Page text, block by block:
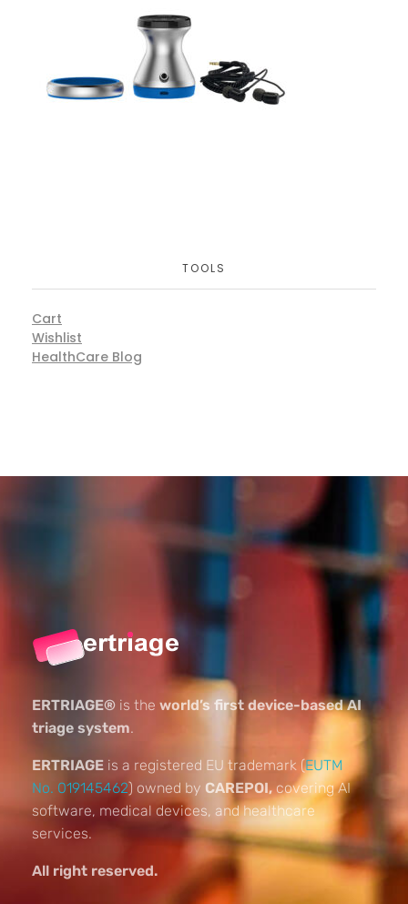
TOOLS
Cart
Wishlist
HealthCare Blog
ERTRIAGE® is the world’s first device-based AI
triage system.
ERTRIAGE is a registered EU trademark (EUTM
No. 019145462) owned by CAREPOI,covering AI
software, medical devices, and healthcare
services.
All right reserved.